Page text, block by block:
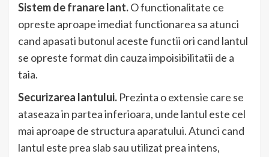
Sistem de franare lant.O functionalitate ce
opreste aproape imediat functionarea sa atunci
cand apasati butonul aceste functii ori cand lantul
se opreste format din cauza impoisibilitatii de a
taia.
Securizarea lantului. Prezinta o extensie care se
ataseaza in partea inferioara, unde lantul este cel
mai aproape de structura aparatului. Atunci cand
lantul este prea slab sau utilizat prea intens,